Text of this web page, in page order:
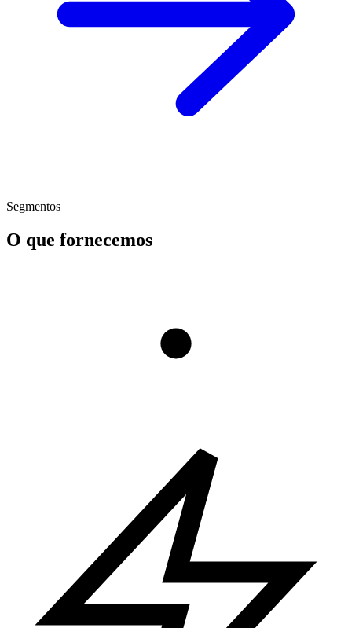
Segmentos
O que fornecemos